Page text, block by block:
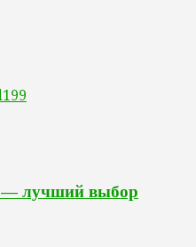
199
— лучший выбор